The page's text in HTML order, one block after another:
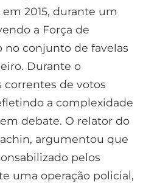
2015, durante um
a Força de
no conjunto de favelas
Durante o
de votos
a complexidade
debate. O relator do
argumentou que
pelos
uma operação policial,